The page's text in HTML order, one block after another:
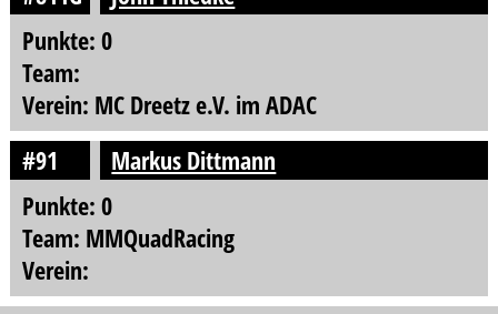
Punkte: 0
Team:
Verein: MC Dreetz e.V. im ADAC
#91
Markus Dittmann
Punkte: 0
Team: MMQuadRacing
Verein: